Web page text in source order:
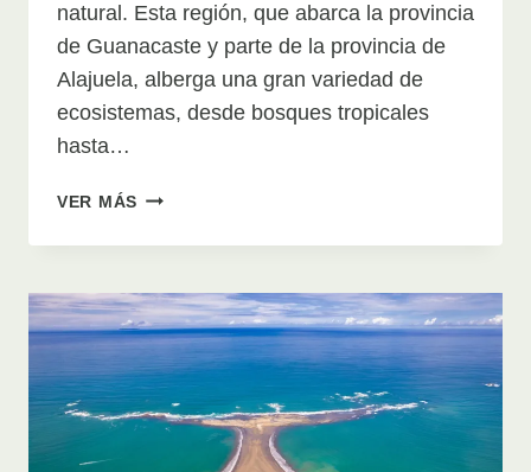
natural. Esta región, que abarca la provincia
de Guanacaste y parte de la provincia de
Alajuela, alberga una gran variedad de
ecosistemas, desde bosques tropicales
hasta…
VER MÁS EXPLORANDO
RIQUEZA
LA
FLORA
FAUNA
EN